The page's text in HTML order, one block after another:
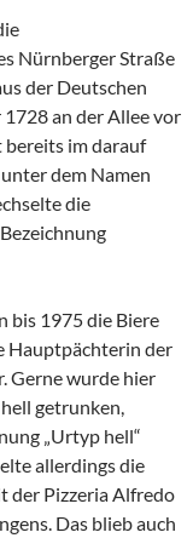
Nürnberger Straße
der Deutschen
an der Allee vor
im darauf
dem Namen
die
bis 1975 die Biere
Hauptpächterin der
Gerne wurde hier
getrunken,
„Urtyp hell“
allerdings die
der Pizzeria Alfredo
Das blieb auch